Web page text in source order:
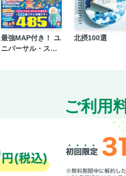
最強MAP付き！ ユ
ニバーサル・スタ
北摂100選
ご利用